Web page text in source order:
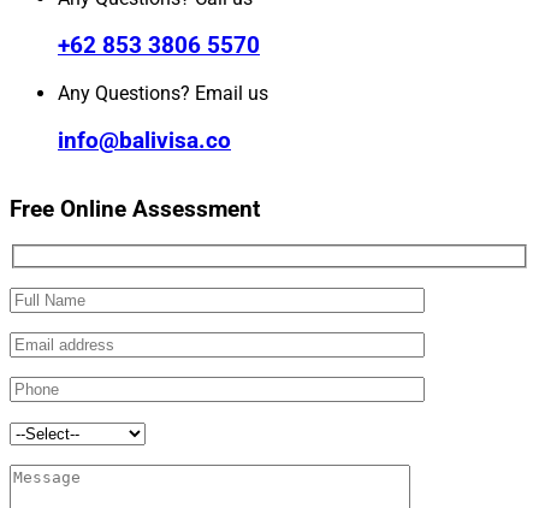
+62 853 3806 5570
Any Questions? Email us
info@balivisa.co
Free Online Assessment